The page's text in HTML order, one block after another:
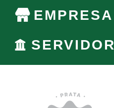
EMPRESA
SERVIDOR